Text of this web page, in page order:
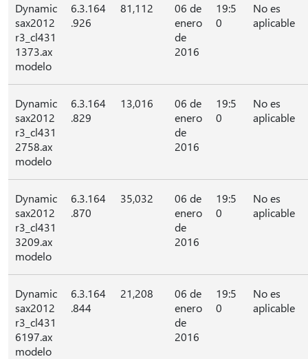
Dynamic
sax2012
r3_cl431
1373.ax
modelo
6.3.164
.926
81,112
06 de
enero
de
2016
19:5
0
No es
aplicable
Dynamic
sax2012
r3_cl431
2758.ax
modelo
6.3.164
.829
13,016
06 de
enero
de
2016
19:5
0
No es
aplicable
Dynamic
sax2012
r3_cl431
3209.ax
modelo
6.3.164
.870
35,032
06 de
enero
de
2016
19:5
0
No es
aplicable
Dynamic
sax2012
r3_cl431
6197.ax
modelo
6.3.164
.844
21,208
06 de
enero
de
2016
19:5
0
No es
aplicable